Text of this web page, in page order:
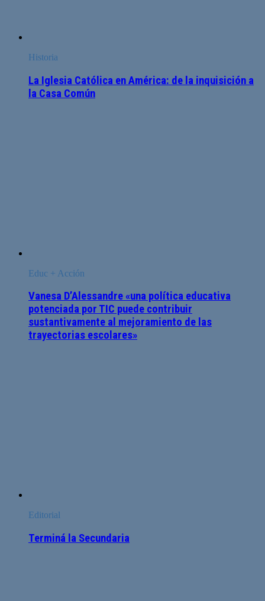
Historia
La Iglesia Católica en América: de la inquisición a
la Casa Común
Educ + Acción
Vanesa D’Alessandre «una política educativa
potenciada por TIC puede contribuir
sustantivamente al mejoramiento de las
trayectorias escolares»
Editorial
Terminá la Secundaria